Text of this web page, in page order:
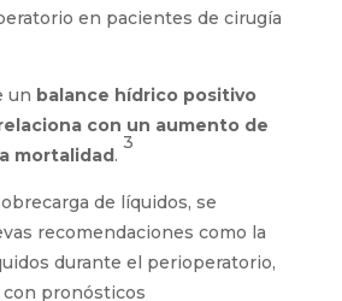
en pacientes de cirugía
un balance hí­drico positivo
con un aumento de
mortalidad.
3
de líquidos, se
recomendaciones como la
durante el perioperatorio,
pronósticos